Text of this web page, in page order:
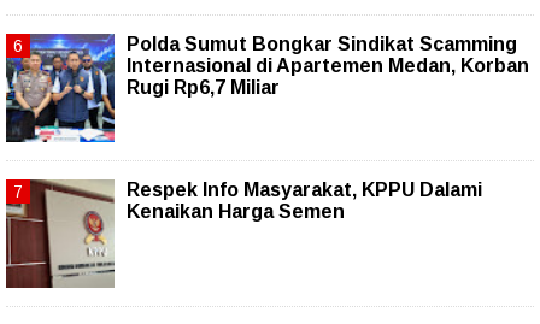
Polda Sumut Bongkar Sindikat Scamming
Internasional di Apartemen Medan, Korban
Rugi Rp6,7 Miliar
Respek Info Masyarakat, KPPU Dalami
Kenaikan Harga Semen